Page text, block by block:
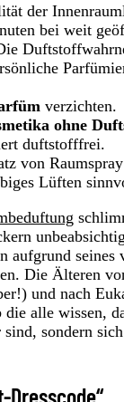
der
bei weit
verzichten.
ohne
duftstofffrei.
von
Lüften
aufgrund
Die Älteren
und nach
alle wissen,
sondern
Dresscode“